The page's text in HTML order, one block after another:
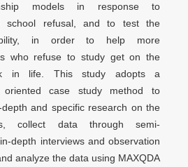
models in response to
school refusal, and to test the
in order to help more
who refuse to study get on the
in life. This study adopts a
oriented case study method to
and specific research on the
collect data through semi-
depth interviews and observation
analyze the data using MAXQDA